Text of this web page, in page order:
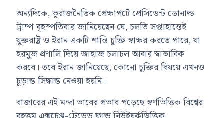
অন্যদিকে, ভূরাজনৈতিক প্রেক্ষাপটে প্রেসিডেন্ট ডোনাল্ড
ট্রাম্প বৃহস্পতিবার জানিয়েছেন যে, চলতি সপ্তাহান্তেই
যুক্তরাষ্ট্র ও ইরান একটি শান্তি চুক্তি স্বাক্ষর করতে পারে, যা
হরমুজ প্রণালি দিয়ে জাহাজ চলাচল আবার স্বাভাবিক
করবে। তবে ইরান জানিয়েছে, কোনো চুক্তির বিষয়ে এখনও
চূড়ান্ত সিদ্ধান্ত নেওয়া হয়নি।
বাজারের এই মন্দা ভাবের প্রভাব পড়েছে স্বর্ণভিত্তিক বিশ্বের